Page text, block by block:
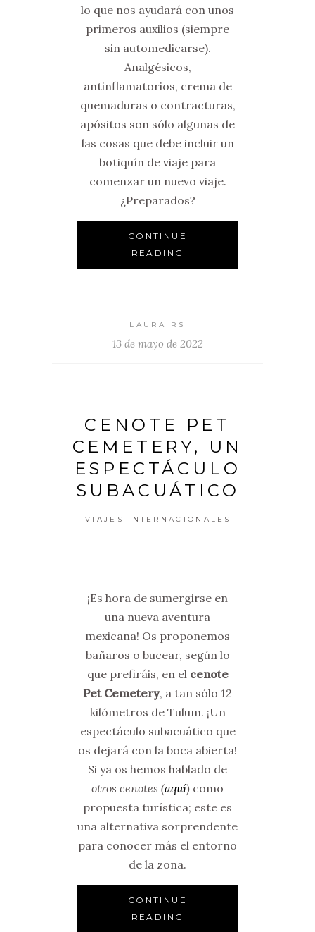
lo que nos ayudará con unos
primeros auxilios (siempre
sin automedicarse).
Analgésicos,
antinflamatorios, crema de
quemaduras o contracturas,
apósitos son sólo algunas de
las cosas que debe incluir un
botiquín de viaje para
comenzar un nuevo viaje.
¿Preparados?
CONTINUE
READING
LAURA RS
13 de mayo de 2022
CENOTE PET
CEMETERY, UN
ESPECTÁCULO
SUBACUÁTICO
VIAJES INTERNACIONALES
¡Es hora de sumergirse en
una nueva aventura
mexicana! Os proponemos
bañaros o bucear, según lo
que prefiráis, en el cenote
Pet Cemetery, a tan sólo 12
kilómetros de Tulum. ¡Un
espectáculo subacuático que
os dejará con la boca abierta!
Si ya os hemos hablado de
otros cenotes (aquí) como
propuesta turística; este es
una alternativa sorprendente
para conocer más el entorno
de la zona.
CONTINUE
READING